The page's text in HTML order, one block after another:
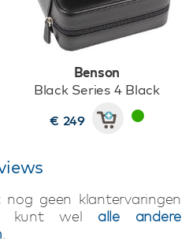
Benson
Black Series 4 Black
€ 249
geen klantervaringen
kunt wel alle andere
.